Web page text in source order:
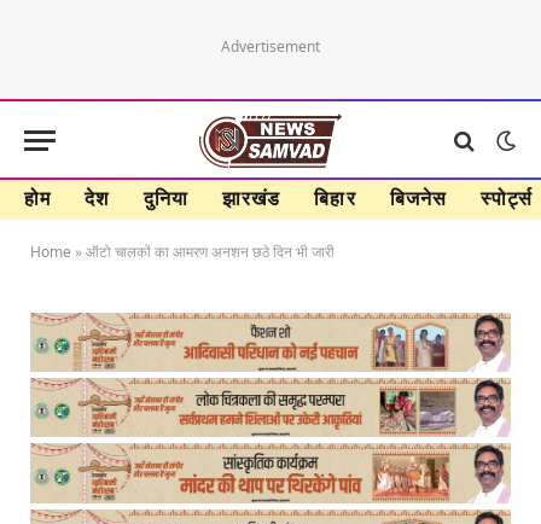
Advertisement
होम देश दुनिया झारखंड बिहार बिजनेस स्पोर्ट्स
Home »ऑटो चालकों का आमरण अनशन छठे दिन भी जारी